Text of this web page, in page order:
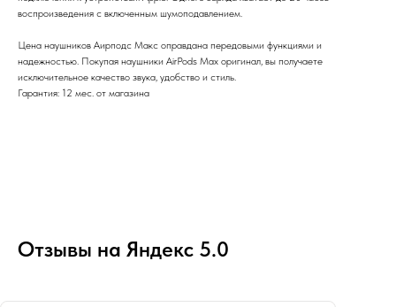
воспроизведения с включенным шумоподавлением.
Цена наушников Аирподс Макс оправдана передовыми функциями и
надежностью. Покупая наушники AirPods Max оригинал, вы получаете
исключительное качество звука, удобство и стиль.
Гарантия: 12 мес. от магазина
Отзывы на Яндекс 5.0